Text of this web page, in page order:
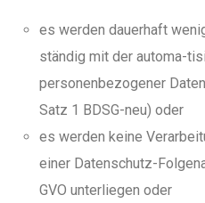
es werden dauerhaft
ständig mit der automa-
personenbezogener
Satz 1 BDSG-neu) oder
es werden keine
einer Datenschutz-
GVO unterliegen oder